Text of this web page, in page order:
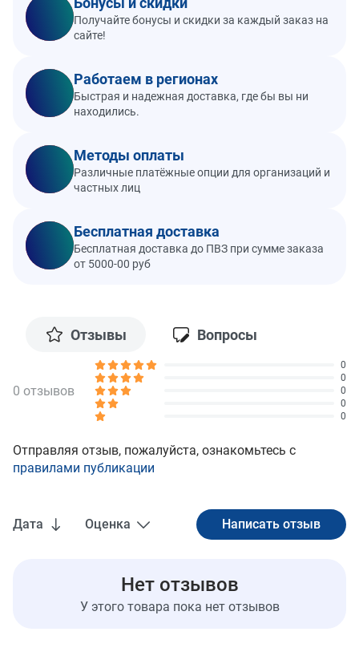
Получайте бонусы и скидки за каждый заказ на
сайте!
Работаем в регионах
Быстрая и надежная доставка, где бы вы ни
находились.
Методы оплаты
Различные платёжные опции для организаций и
частных лиц
Бесплатная доставка
Бесплатная доставка до ПВЗ при сумме заказа
от 5000-00 руб
Отзывы Вопросы
Дата Оценка
Нет отзывов
У этого товара пока нет отзывов
0 отзывов
0
0
0
0
0
Отправляя отзыв, пожалуйста, ознакомьтесь с
правилами публикации